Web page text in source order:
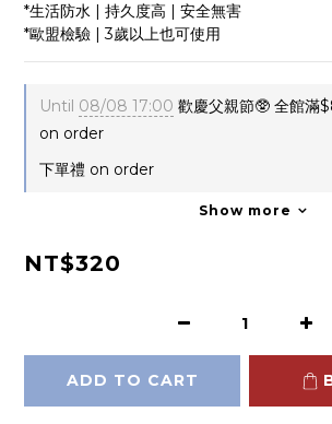
*生活防水 | 持久度高 | 安全無害
*歐盟檢驗 | 3歲以上也可使用
Until 08/08 17:00 歡慶父親節🥸 全館滿
on order
下單禮 on order
Show more
NT$320
ADD TO CART